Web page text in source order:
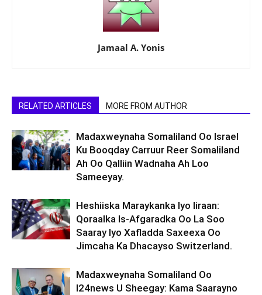
Jamaal A. Yonis
RELATED ARTICLES MORE FROM AUTHOR
Madaxweynaha Somaliland Oo Israel
Ku Booqday Carruur Reer Somaliland
Ah Oo Qalliin Wadnaha Ah Loo
Sameeyay.
Heshiiska Maraykanka Iyo Iiraan:
Qoraalka Is-Afgaradka Oo La Soo
Saaray Iyo Xafladda Saxeexa Oo
Jimcaha Ka Dhacayso Switzerland.
Madaxweynaha Somaliland Oo
I24news U Sheegay: Kama Saarayno